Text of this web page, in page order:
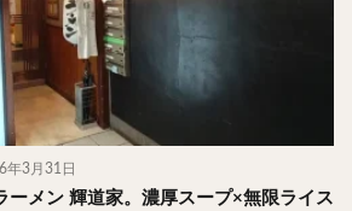
年3月31日
ーメン 輝道家。濃厚スープ×無限ライス